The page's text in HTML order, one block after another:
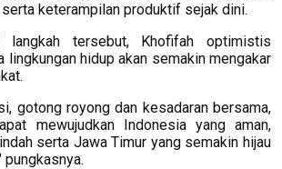
serta keterampilan produktif sejak dini.
langkah tersebut, Khofifah optimistis
lingkungan hidup akan semakin mengakar
gotong royong dan kesadaran bersama,
mewujudkan Indonesia yang aman,
serta Jawa Timur yang semakin hijau
pungkasnya.